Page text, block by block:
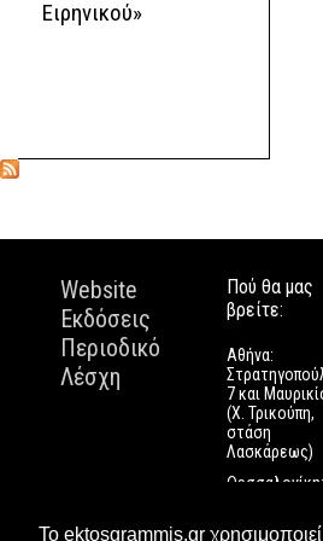
Το ektosgrammis.gr
Ειρηνικού»
Website
Εκδόσεις
Περιοδικό
Λέσχη
Πού θα μας
βρείτε:
Αθήνα:
7 και
(Χ. Τρικούπη,
στάση
Λασκάρεως)
Θεσσαλονίκη:
Πάτρα: Τριών